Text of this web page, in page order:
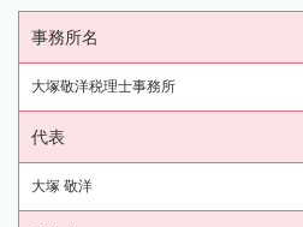
事務所名
大塚敬洋税理士事務所
代表
大塚 敬洋